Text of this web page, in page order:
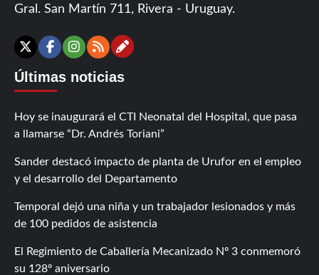
Gral. San Martín 711, Rivera - Uruguay.
X Facebook
Instagram
RSSContáctanos
Últimas noticias
Hoy se inaugurará el CTI Neonatal del Hospital, que pasa
a llamarse “Dr. Andrés Toriani”
Sander destacó impacto de planta de Urufor en el empleo
y el desarrollo del Departamento
Temporal dejó una niña y un trabajador lesionados y más
de 100 pedidos de asistencia
El Regimiento de Caballería Mecanizado Nº 3 conmemoró
su 128º aniversario